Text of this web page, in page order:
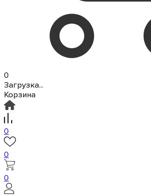
0
Загрузка...
Корзина
0
0
0